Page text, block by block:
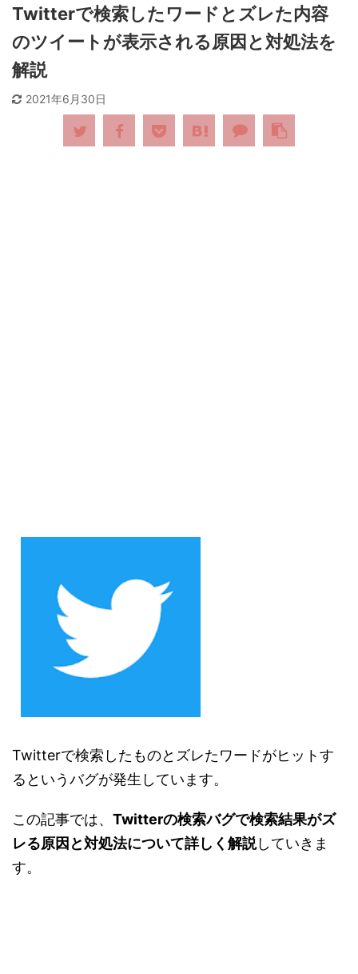
Twitterで検索したワードとズレた内容
のツイートが表示される原因と対処法を
解説
2021年6月30日
Twitterで検索したものとズレたワードがヒットす
るというバグが発生しています。
この記事では、 Twitterの検索バグで検索結果がズ
レる原因と対処法について詳しく解説していきま
す。